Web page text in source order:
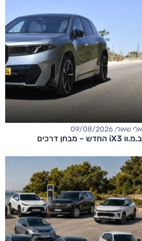
אלי שאולי, 09/08/2026
ב.מ.וו iX3 החדש – מבחן דרכים